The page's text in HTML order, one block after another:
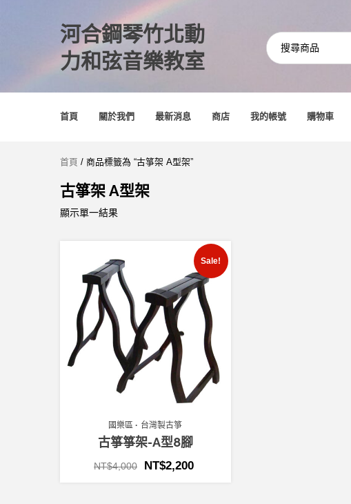
河合鋼琴竹北動
力和弦音樂教室
首頁 關於我們 最新消息 商店 我的帳號 購物車
首頁 / 商品標籤為 “古箏架 A型架”
古箏架 A型架
顯示單一結果
Sale!
國樂區 台灣製古箏
古箏箏架-A型8腳
NT$4,000 NT$2,200